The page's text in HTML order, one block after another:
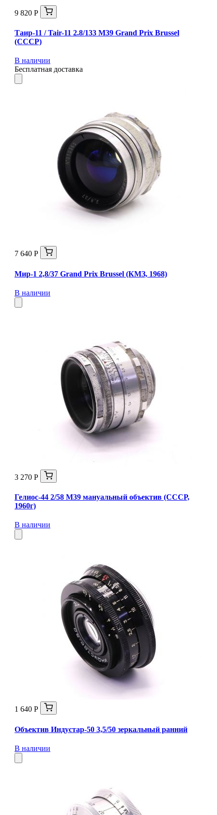
9 820 Р
Таир-11 / Tair-11 2.8/133 M39 Grand Prix Brussel
(СССР)
В наличии
Бесплатная доставка
7 640 Р
Мир-1 2,8/37 Grand Prix Brussel (КМЗ, 1968)
В наличии
3 270 Р
Гелиос-44 2/58 М39 мануальный объектив (СССР,
1960г)
В наличии
1 640 Р
Объектив Индустар-50 3,5/50 зеркальный ранний
В наличии